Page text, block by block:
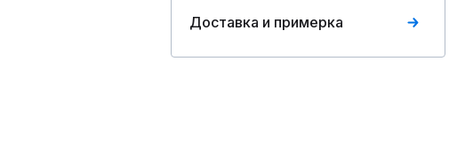
Доставка и примерка